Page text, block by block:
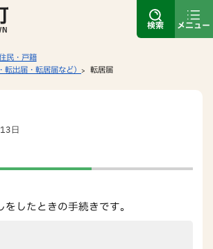
検索 メニュー
民・戸籍
転出届・転居届など）
転居届
日
したときの手続きです。